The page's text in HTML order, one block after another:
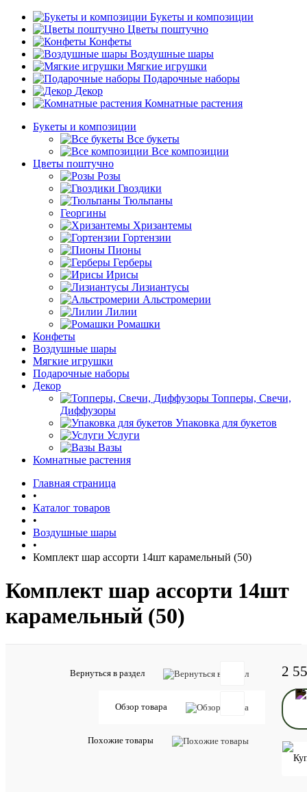
Букеты и композиции
Цветы поштучно
Конфеты
Воздушные шары
Мягкие игрушки
Подарочные наборы
Декор
Комнатные растения
Букеты и композиции
Все букеты
Все композиции
Цветы поштучно
Розы
Гвоздики
Тюльпаны
Георгины
Хризантемы
Гортензии
Пионы
Герберы
Ирисы
Лизиантусы
Альстромерии
Лилии
Ромашки
Конфеты
Воздушные шары
Мягкие игрушки
Подарочные наборы
Декор
Топперы, Свечи,
Диффузоры
Упаковка для букетов
Услуги
Вазы
Комнатные растения
Главная страница
•
Каталог товаров
•
Воздушные шары
•
Комплект шар ассорти 14шт карамельный (50)
Комплект шар ассорти 14шт
карамельный (50)
Вернуться в раздел
Обзор товара
Похожие товары
Артикул:
74562
Набор
2